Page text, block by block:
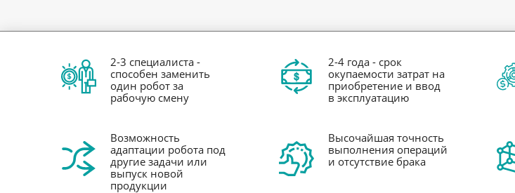
2-3 специалиста -
способен заменить
один робот за
рабочую смену
2-4 года - срок
окупаемости затрат на
приобретение и ввод
в эксплуатацию
Возможность
адаптации робота под
другие задачи или
выпуск новой
продукции
Высочайшая точность
выполнения операций
и отсутствие брака